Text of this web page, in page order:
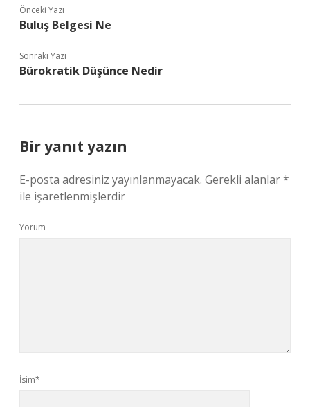
Önceki Yazı
Buluş Belgesi Ne
Sonraki Yazı
Bürokratik Düşünce Nedir
Bir yanıt yazın
E-posta adresiniz yayınlanmayacak. Gerekli alanlar*
ile işaretlenmişlerdir
Yorum
İsim*